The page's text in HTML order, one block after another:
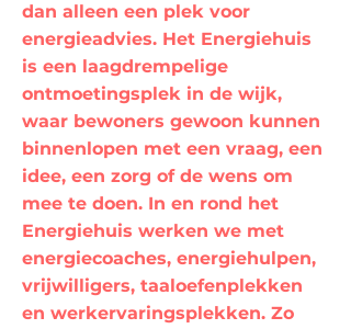
dan alleen een plek voor
energieadvies. Het Energiehuis
is een laagdrempelige
ontmoetingsplek in de wijk,
waar bewoners gewoon kunnen
binnenlopen met een vraag, een
idee, een zorg of de wens om
mee te doen. In en rond het
Energiehuis werken we met
energiecoaches, energiehulpen,
vrijwilligers, taaloefenplekken
en werkervaringsplekken. Zo